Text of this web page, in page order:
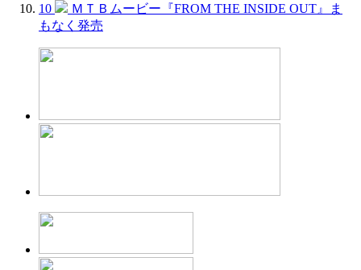
10
ＭＴＢムービー『FROM THE INSIDE OUT』ま
もなく発売